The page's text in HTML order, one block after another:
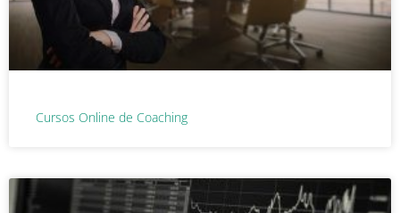
Cursos Online de Coaching